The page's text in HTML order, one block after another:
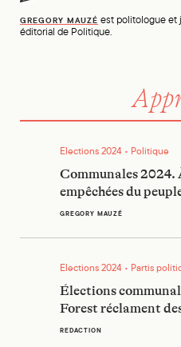
GREGORY MAUZÉ est politologue et
éditorial de Politique.
Elections 2024 • Politique
Communales 2024.
empêchées du
GREGORY MAUZÉ
Elections 2024 • Partis
Élections
Forest réclament
REDACTION